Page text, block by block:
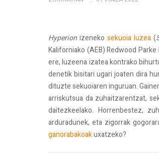
Hyperion izeneko sekuoia luzea(
Kaliforniako (AEB) Redwood
ere, luzeena izatea kontrako
denetik bisitari ugari joaten dira
dituzte sekuoiaren inguruan.
arriskutsua da zuhaitzarentzat,
daitezkeelako. Horrenbestez,
arduradunek, eta zigorrak
ganorabakoakuxatzeko?